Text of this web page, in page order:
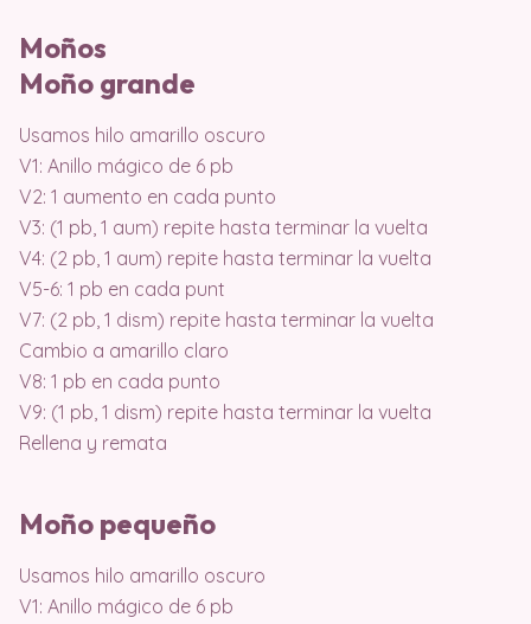
Moños
Moño grande
Usamos hilo amarillo oscuro
V1: Anillo mágico de 6 pb
V2: 1 aumento en cada punto
V3: (1 pb, 1 aum) repite hasta terminar la vuelta
V4: (2 pb, 1 aum) repite hasta terminar la vuelta
V5-6: 1 pb en cada punt
V7: (2 pb, 1 dism) repite hasta terminar la vuelta
Cambio a amarillo claro
V8: 1 pb en cada punto
V9: (1 pb, 1 dism) repite hasta terminar la vuelta
Rellena y remata
Moño pequeño
Usamos hilo amarillo oscuro
V1: Anillo mágico de 6 pb